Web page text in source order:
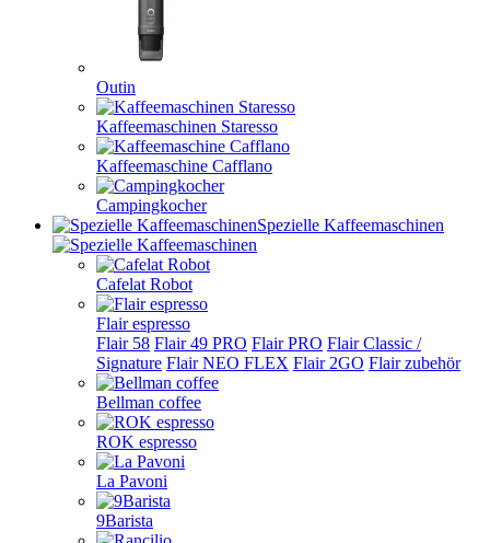
Outin
Kaffeemaschinen Staresso
Kaffeemaschine Cafflano
Campingkocher
Spezielle Kaffeemaschinen
Cafelat Robot
Flair espresso
Flair 58 Flair 49 PRO Flair PRO Flair Classic /
Signature Flair NEO FLEX Flair 2GO Flair zubehör
Bellman coffee
ROK espresso
La Pavoni
9Barista